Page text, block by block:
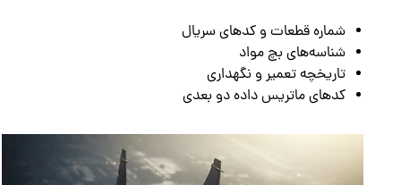
شماره قطعات و کدهای سریال
شناسه‌های بچ مواد
تاریخچه تعمیر و نگهداری
کدهای ماتریس داده دو بعدی